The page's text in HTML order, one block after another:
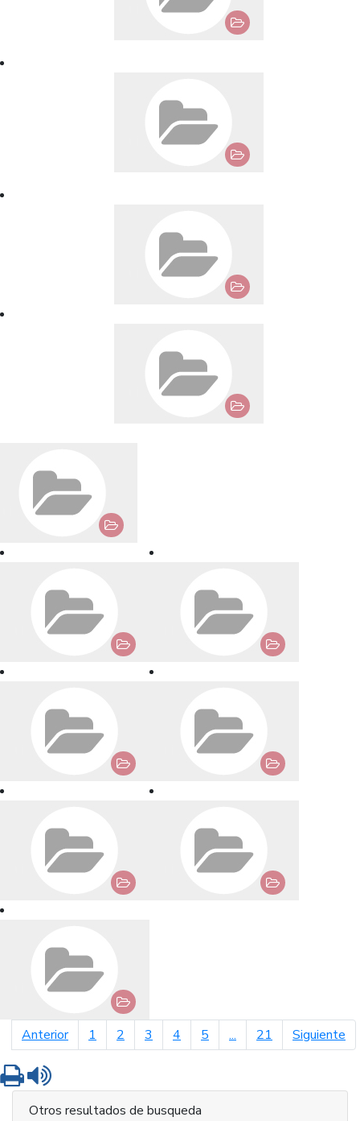
Anteriorpágina anterior
1 2 3 4 5 ... 21 Siguiente
Imprimir
Otros resultados de busqueda